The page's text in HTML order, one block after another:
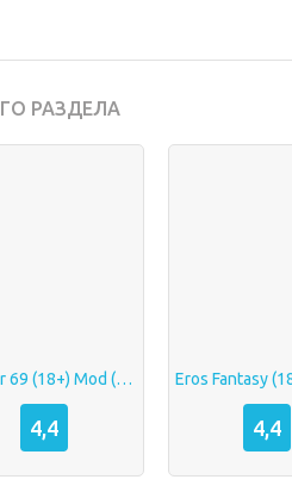
РАЗДЕЛА
Shelter 69 (18+) Mod (God Mode/Weak Enemy/Money)
4,4 4,4